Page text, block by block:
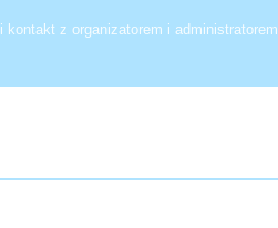
z organizatorem i administratorem